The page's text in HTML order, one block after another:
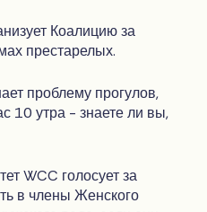
Коалицию за
престарелых.
проблему прогулов,
10 утра - знаете ли вы,
WCC голосует за
в члены Женского